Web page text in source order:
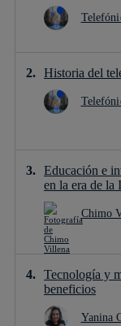
Historia del
Educación e
en la era de la
Chimo
Tecnología y
beneficios
Yanina